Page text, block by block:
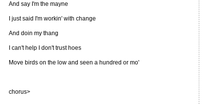
And say I'm the mayne
I just said I'm workin' with change
And doin my thang
I can't help I don't trust hoes
Move birds on the low and seen a hundred or mo'
chorus>